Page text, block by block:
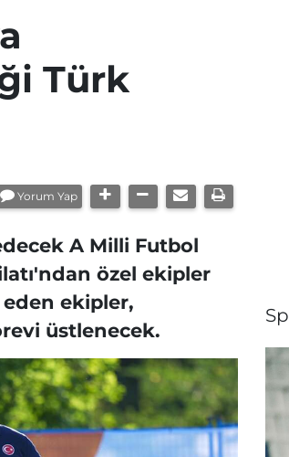
Türk
Yorum Yap
A Milli Futbol
özel ekipler
ekipler,
üstlenecek.